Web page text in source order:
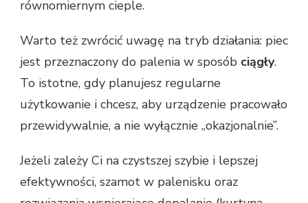
równomiernym cieple.
Warto też zwrócić uwagę na tryb działania: piec
jest przeznaczony do palenia w sposób ciągły.
To istotne, gdy planujesz regularne
użytkowanie i chcesz, aby urządzenie pracowało
przewidywalnie, a nie wyłącznie „okazjonalnie”.
Jeżeli zależy Ci na czystszej szybie i lepszej
efektywności, szamot w palenisku oraz